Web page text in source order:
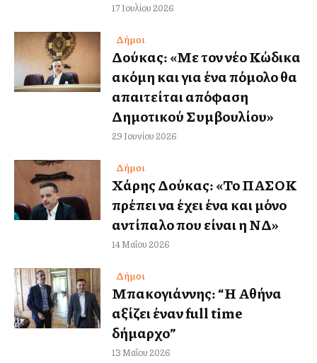
17 Ιουλίου 2026
Δήμοι
Δούκας: «Με τον νέο Κώδικα
ακόμη και για ένα πόμολο θα
απαιτείται απόφαση
Δημοτικού Συμβουλίου»
29 Ιουνίου 2026
Δήμοι
Χάρης Δούκας: «Το ΠΑΣΟΚ
πρέπει να έχει ένα και μόνο
αντίπαλο που είναι η ΝΔ»
14 Μαΐου 2026
Δήμοι
Μπακογιάννης: “Η Αθήνα
αξίζει έναν full time
δήμαρχο”
13 Μαΐου 2026